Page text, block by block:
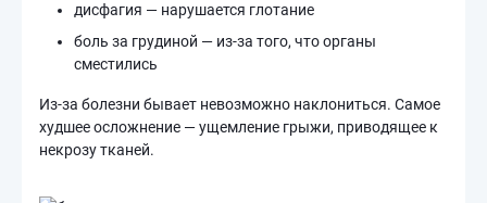
дисфагия — нарушается глотание
боль за грудиной — из-за того, что органы
сместились
Из-за болезни бывает невозможно наклониться. Самое
худшее осложнение — ущемление грыжи, приводящее к
некрозу тканей.